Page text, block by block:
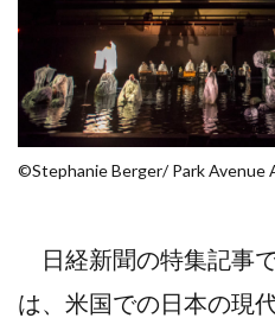
©️Stephanie Berger/ Park Avenue
日経新聞の特集記事
は、米国での日本の現